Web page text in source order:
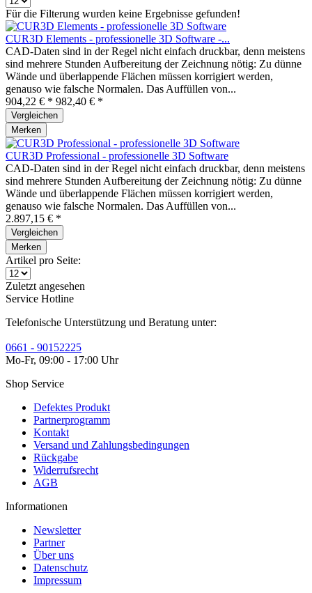
Für die Filterung wurden keine Ergebnisse gefunden!
CUR3D Elements - professionelle 3D Software -...
CAD-Daten sind in der Regel nicht einfach druckbar, denn meistens
sind mehrere Stunden Aufbereitung der Zeichnung nötig: Zu dünne
Wände und überlappende Flächen müssen korrigiert werden,
genauso wie falsche Normalen. Das Auffüllen von...
904,22 € * 982,40 € *
Vergleichen
Merken
CUR3D Professional - professionelle 3D Software
CAD-Daten sind in der Regel nicht einfach druckbar, denn meistens
sind mehrere Stunden Aufbereitung der Zeichnung nötig: Zu dünne
Wände und überlappende Flächen müssen korrigiert werden,
genauso wie falsche Normalen. Das Auffüllen von...
2.897,15 € *
Vergleichen
Merken
Artikel pro Seite:
Zuletzt angesehen
Service Hotline
Telefonische Unterstützung und Beratung unter:
0661 - 90152225
Mo-Fr, 09:00 - 17:00 Uhr
Shop Service
Defektes Produkt
Partnerprogramm
Kontakt
Versand und Zahlungsbedingungen
Rückgabe
Widerrufsrecht
AGB
Informationen
Newsletter
Partner
Über uns
Datenschutz
Impressum